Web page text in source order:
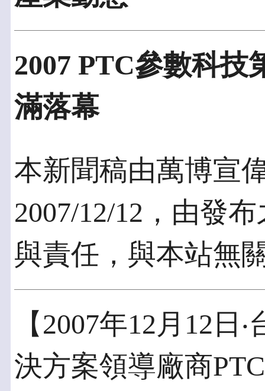
2007 PTC參數科技
滿落幕
本新聞稿由萬博宣
2007/12/12，由發
與責任，與本站無
【2007年12月12
決方案領導廠商